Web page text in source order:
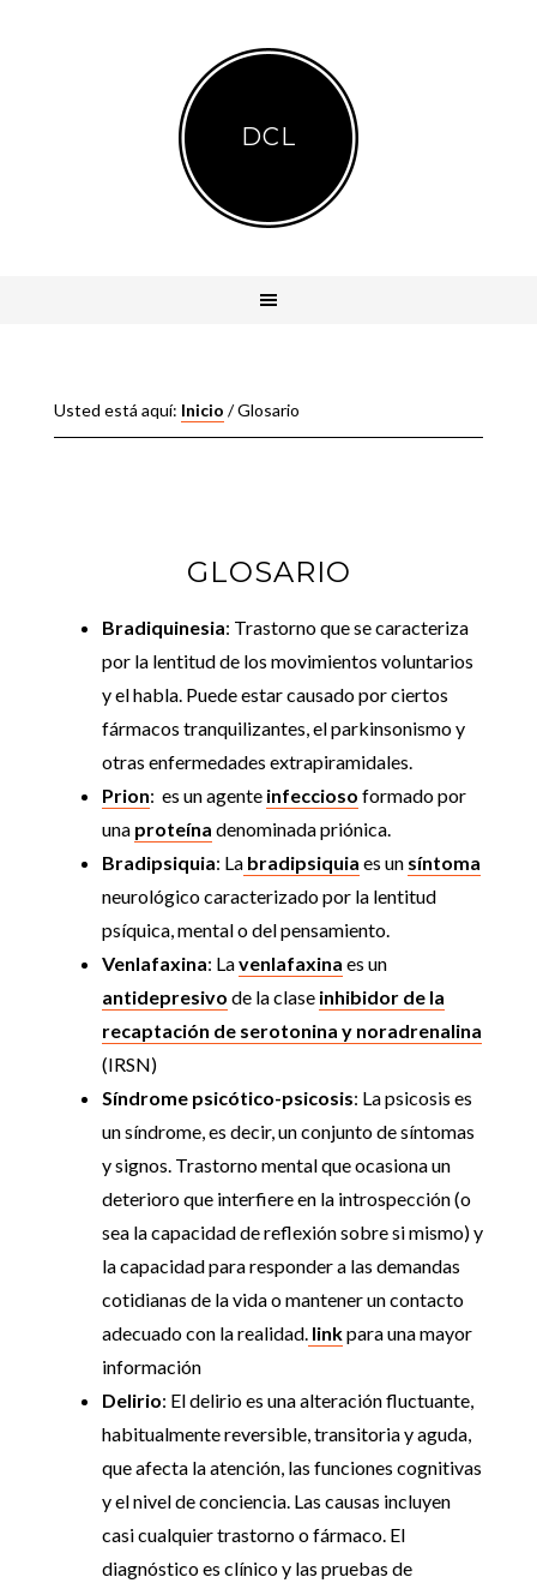
DCL
Usted está aquí: Inicio /Glosario
GLOSARIO
Bradiquinesia: Trastorno que se caracteriza
por la lentitud de los movimientos voluntarios
y el habla. Puede estar causado por ciertos
fármacos tranquilizantes, el parkinsonismo y
otras enfermedades extrapiramidales.
Prion: es un agente infeccioso formado por
una proteína denominada priónica.
Bradipsiquia: La bradipsiquia es un síntoma
neurológico caracterizado por la lentitud
psíquica, mental o del pensamiento.
Venlafaxina: Lavenlafaxina es un
antidepresivo de la clase inhibidor de la
recaptación de serotonina y noradrenalina
(IRSN)
Síndrome psicótico-psicosis: La psicosis es
un síndrome, es decir, un conjunto de síntomas
y signos. Trastorno mental que ocasiona un
deterioro que interfiere en la introspección (o
sea la capacidad dereflexión sobre si mismo) y
la capacidad para responder a las demandas
cotidianas de la vida omantener un contacto
adecuado con la realidad.linkpara una mayor
información
Delirio: El delirio es una alteración fluctuante,
habitualmente reversible, transitoria y aguda,
que afecta la atención, las funciones cognitivas
y el nivel de conciencia. Las causas incluyen
casi cualquier trastorno o fármaco. El
diagnóstico es clínico y las pruebas de